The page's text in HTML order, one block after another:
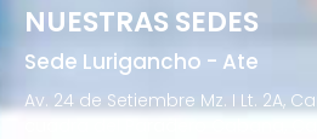
NUESTRAS SEDES
Sede Lurigancho - Ate
Av. 24 de Setiembre Mz. I Lt. 2A,
cuadra del Paradero Cabana,